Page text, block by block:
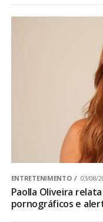
ENTRETENIMENTO 03/08/
Paolla Oliveira
pornográficos e